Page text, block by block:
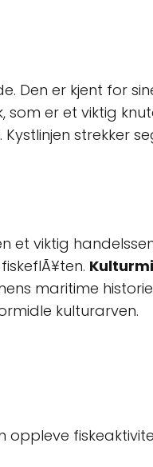
Den er kjent for
som er et viktig
strekker
et viktig
maritime
kulturarven.